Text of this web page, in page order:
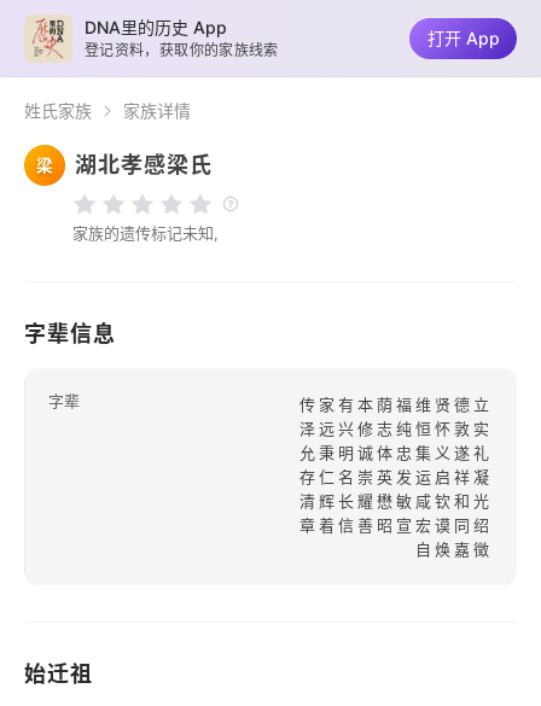
姓氏家族 家族详情
梁 湖北孝感梁氏
家族的遗传标记未知,
字辈信息
字辈
传家有本荫福维贤德立
泽远兴修志纯恒怀敦实
允秉明诚体忠集义遂礼
存仁名崇英发运启祥凝
清辉长耀懋敏咸钦和光
章着信善昭宣宏谟同绍
自焕嘉徴
始迁祖
DNA里的历史 App
登记资料，获取你的家族线索
打开 App